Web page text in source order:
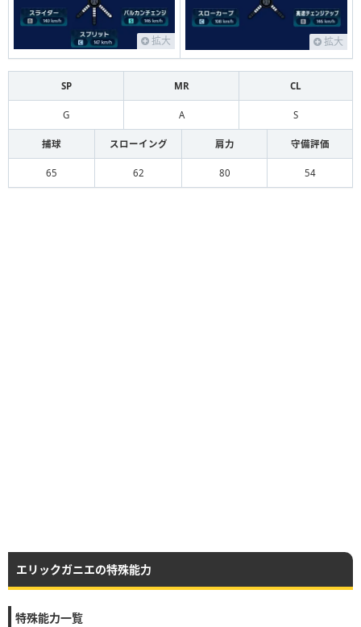
拡大 拡大
SP MR CL
G A S
捕球 スローイング 肩力 守備評価
65 62 80 54
エリックガニエの特殊能力
特殊能力一覧